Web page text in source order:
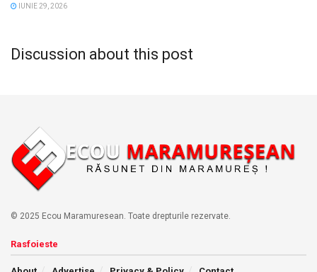
IUNIE 29, 2026
Discussion about this post
© 2025 Ecou Maramuresean. Toate drepturile rezervate.
Rasfoieste